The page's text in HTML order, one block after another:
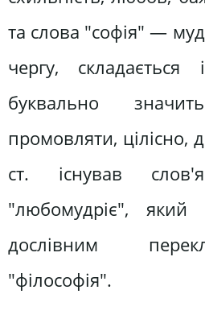
та слова "софія" —
чергу,
буквально
промовляти, цілісно,
ст. існував
"любомудріє",
дослівним
"філософія".